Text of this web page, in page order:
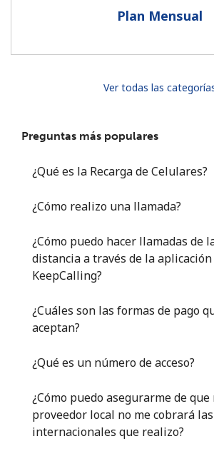
Iniciar Sesión
Plan Mensual
Ver todas las
Preguntas más populares
¿Qué es la Recarga de Celulares?
¿Cómo realizo una llamada?
¿Cómo puedo hacer llamadas de
distancia a través de la aplicación
KeepCalling?
¿Cuáles son las formas de pago
aceptan?
¿Qué es un número de acceso?
¿Cómo puedo asegurarme de que
proveedor local no me cobrará
internacionales que realizo?